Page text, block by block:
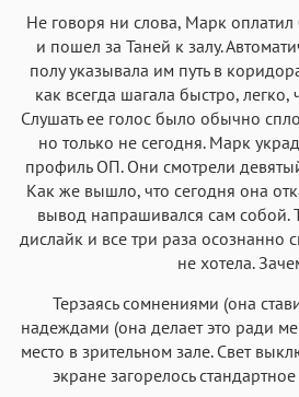
Не говоря ни слова, Марк
и пошел за Таней к залу.
полу указывала им путь в
как всегда шагала быстро, легко,
Слушать ее голос было обычно
но только не сегодня. Марк
профиль ОП. Они смотрели
Как же вышло, что сегодня она
вывод напрашивался сам собой.
дислайк и все три раза осознанно
не хотела.
Терзаясь сомнениями (она
надеждами (она делает это ради
место в зрительном зале. Свет
экране загорелось